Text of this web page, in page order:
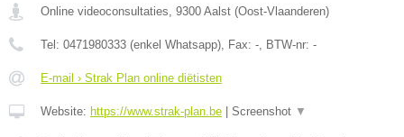
Online videoconsultaties, 9300 Aalst (Oost-Vlaanderen)
Tel: 0471980333 (enkel Whatsapp), Fax: -, BTW-nr: -
E-mail › Strak Plan online diëtisten
Website: https://www.strak-plan.be Screenshot ▼